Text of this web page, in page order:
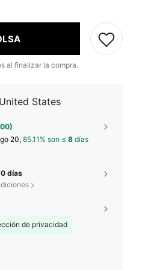
al finalizar la compra.
States
20, 85.11% son ≤ 8 días
días
de privacidad